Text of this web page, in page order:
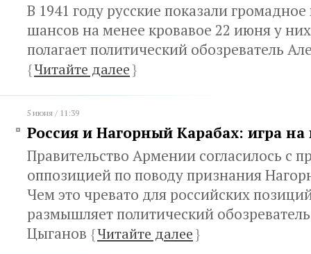
В 1941 году русские показали
шансов на менее кровавое 22 июня у
полагает политический обозреватель
{Читайте далее}
5 июня / 11:39
Россия и Нагорный Карабах: игра
Правительство Армении согласилось с
оппозицией по поводу признания
Чем это чревато для российских
размышляет политический
Цыганов {Читайте далее}